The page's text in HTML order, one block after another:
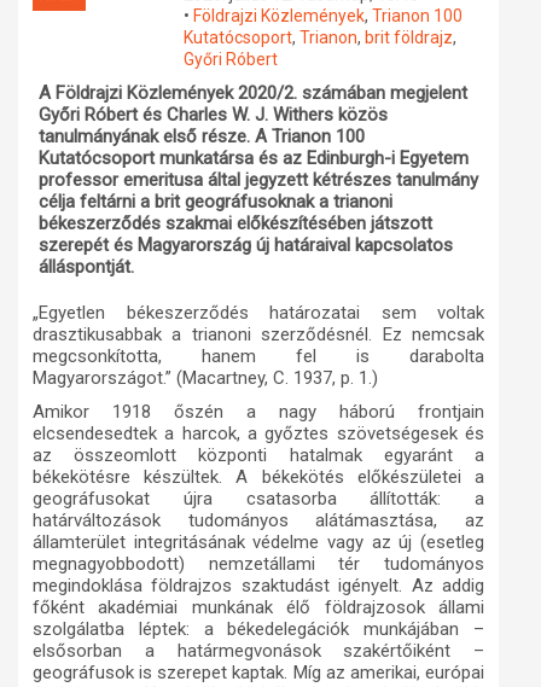
Műhelymunkák
• Földrajzi Közlemények, Trianon 100
Kutatócsoport, Trianon, brit földrajz,
Győri Róbert
A Földrajzi Közlemények 2020/2. számában megjelent
Győri Róbert és Charles W. J. Withers közös
tanulmányának első része. A Trianon 100
Kutatócsoport munkatársa és az Edinburgh-i Egyetem
professor emeritusa által jegyzett kétrészes tanulmány
célja feltárni a brit geográfusoknak a trianoni
békeszerződés szakmai előkészítésében játszott
szerepét és Magyarország új határaival kapcsolatos
álláspontját.
„Egyetlen békeszerződés határozatai sem voltak
drasztikusabbak a trianoni szerződésnél. Ez nemcsak
megcsonkította, hanem fel is darabolta
Magyarországot.” (Macartney, C. 1937, p. 1.)
Amikor 1918 őszén a nagy háború frontjain
elcsendesedtek a harcok, a győztes szövetségesek és
az összeomlott központi hatalmak egyaránt a
békekötésre készültek. A békekötés előkészületei a
geográfusokat újra csatasorba állították: a
határváltozások tudományos alátámasztása, az
államterület integritásának védelme vagy az új (esetleg
megnagyobbodott) nemzetállami tér tudományos
megindoklása földrajzos szaktudást igényelt. Az addig
főként akadémiai munkának élő földrajzosok állami
szolgálatba léptek: a békedelegációk munkájában –
elsősorban a határmegvonások szakértőiként –
geográfusok is szerepet kaptak. Míg az amerikai, európai